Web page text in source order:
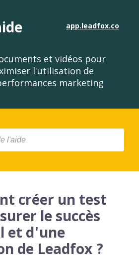
app.leadfox.co
et vidéos pour
l'utilisation de
marketing
créer un test
le succès
et d'une
de Leadfox ?